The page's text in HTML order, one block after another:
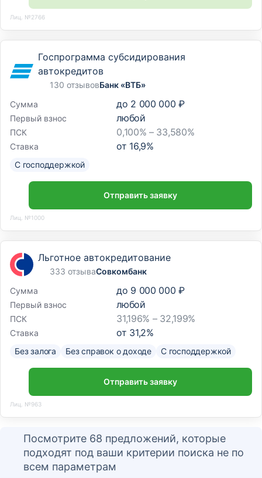
Лиц. №2766
Госпрограмма субсидирования
автокредитов
130 отзывовБанк «ВТБ»
Сумма
до 2 000 000 ₽
Первый взнос любой
ПСК 0,100% – 33,580%
Ставка от 16,9%
С господдержкой
Отправить заявку
Лиц. №1000
Льготное автокредитование
333 отзываСовкомбанк
Сумма
до 9 000 000 ₽
Первый взнос любой
ПСК 31,196% – 32,199%
Ставка от 31,2%
Без залога Без справок о доходе С господдержкой
Отправить заявку
Лиц. №963
Посмотрите 68 предложений, которые
подходят под ваши критерии поиска не по
всем параметрам